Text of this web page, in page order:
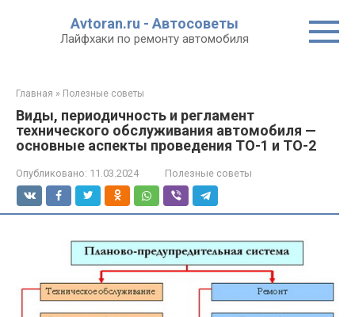
Avtoran.ru - Автосоветы
Лайфхаки по ремонту автомобиля
Главная » Полезные советы
Виды, периодичность и регламент
технического обслуживания автомобиля —
основные аспекты проведения ТО-1 и ТО-2
Опубликовано: 11.03.2024 Полезные советы